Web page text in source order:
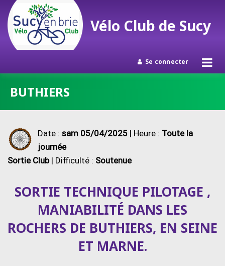
contenu
Vélo Club de Sucy
Se connecter
BUTHIERS
Date : sam 05/04/2025 | Heure : Toute la
journée
Sortie Club| Difficulté : Soutenue
SORTIE TECHNIQUE PILOTAGE ,
MANIABILITÉ DANS LES
ROCHERS DE BUTHIERS, EN SEINE
ET MARNE.